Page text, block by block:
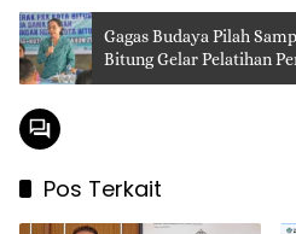
Gagas Budaya Pilah
Bitung Gelar Pelatihan
Pos Terkait